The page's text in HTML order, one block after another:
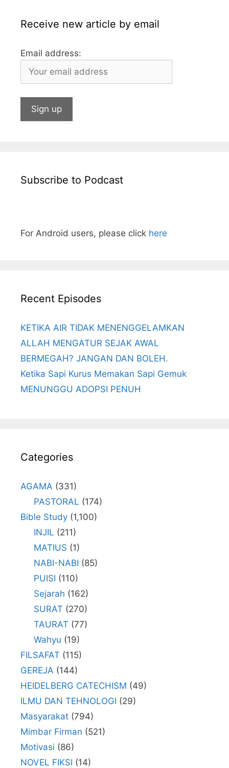
Receive new article by email
Email address:
Subscribe to Podcast
For Android users, please click here
Recent Episodes
KETIKA AIR TIDAK MENENGGELAMKAN
ALLAH MENGATUR SEJAK AWAL
BERMEGAH? JANGAN DAN BOLEH.
Ketika Sapi Kurus Memakan Sapi Gemuk
MENUNGGU ADOPSI PENUH
Categories
AGAMA (331)
PASTORAL (174)
Bible Study (1,100)
INJIL (211)
MATIUS (1)
NABI-NABI (85)
PUISI (110)
Sejarah (162)
SURAT (270)
TAURAT (77)
Wahyu (19)
FILSAFAT (115)
GEREJA (144)
HEIDELBERG CATECHISM (49)
ILMU DAN TEHNOLOGI (29)
Masyarakat (794)
Mimbar Firman (521)
Motivasi (86)
NOVEL FIKSI (14)